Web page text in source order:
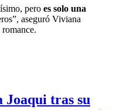
pero es solo una
aseguró Viviana
Joaqui tras su